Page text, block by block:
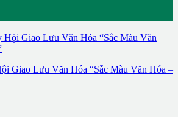
Tiếp Bước Dấu Chân Tình Yêu Giữa Đại
Giao Lưu Văn Hóa “Sắc Màu Văn Hóa –